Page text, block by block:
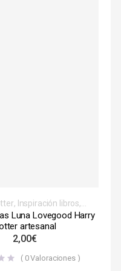
, Inspiración libros,
series o películas,
,Normales
Luna Lovegood Harry
artesanal
2,00€
( 0Valoraciones )